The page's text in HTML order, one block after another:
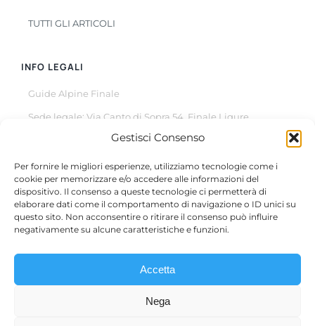
Gestisci Consenso
Per fornire le migliori esperienze, utilizziamo tecnologie come i
cookie per memorizzare e/o accedere alle informazioni del
dispositivo. Il consenso a queste tecnologie ci permetterà di
elaborare dati come il comportamento di navigazione o ID unici su
questo sito. Non acconsentire o ritirare il consenso può influire
negativamente su alcune caratteristiche e funzioni.
Accetta
Nega
TUTTI GLI ARTICOLI
INFO LEGALI
Guide Alpine Finale
Sede legale: Via Canto di Sopra 54, Finale Ligure
All Rights Reserved
Questo sito è protetto da reCAPTCHA, il suo utilizzo è
Privacy Policye aitermini di utilizzodi Google.
Micol Casaleggio – P.IVA 01810840098 | Filippo Rizzo –